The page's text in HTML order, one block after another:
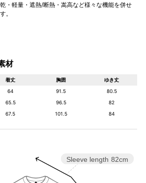
・軽量・遮熱/断熱・嵩高など様々な機能を併せ
。
材
着丈 胸囲
ゆき丈
64 91.5
80.5
65.5 96.5
82
67.5 101.5 84
Sleeve length 82cm